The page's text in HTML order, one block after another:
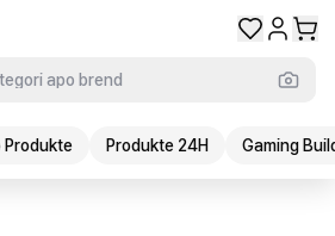
apo brend
Produkte Produkte 24H Gaming